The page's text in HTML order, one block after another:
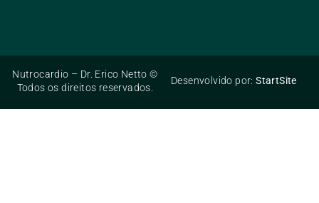
Nutrocardio – Dr. Erico Netto ©
Todos os direitos reservados.
Desenvolvido por: StartSite